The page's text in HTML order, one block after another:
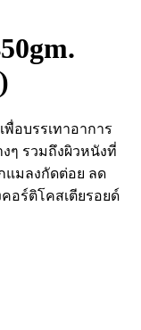
อบรรเทาอาการ
ๆ รวมถึงผิวหนังที่
แมลงกัดต่อย ลด
อร์ติโคสเตียรอยด์